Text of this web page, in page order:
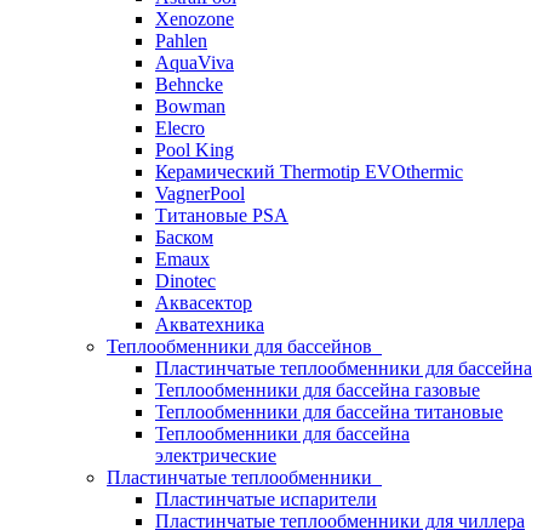
Xenozone
Pahlen
AquaViva
Behncke
Bowman
Elecro
Pool King
Керамический Thermotip EVOthermic
VagnerPool
Титановые PSA
Баском
Emaux
Dinotec
Аквасектор
Акватехника
Теплообменники для бассейнов
Пластинчатые теплообменники для бассейна
Теплообменники для бассейна газовые
Теплообменники для бассейна титановые
Теплообменники для бассейна
электрические
Пластинчатые теплообменники
Пластинчатые испарители
Пластинчатые теплообменники для чиллера